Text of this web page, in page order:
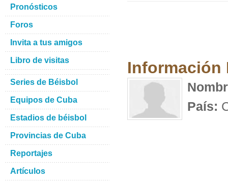
Información
País:
Pronósticos
Foros
Invita a tus amigos
Libro de visitas
Series de Béisbol
Equipos de Cuba
Estadios de béisbol
Provincias de Cuba
Reportajes
Artículos